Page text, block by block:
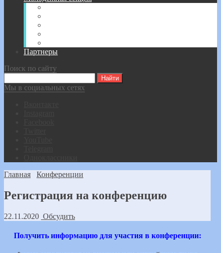
Партнеры
Поиск по сайту
Мы в социальных сетях
Главная
Конференции
Регистрация на конференцию
22.11.2020 Обсудить
Получить информацию для участия в конференции: